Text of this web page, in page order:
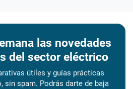
las novedades
del sector eléctrico
útiles y guías prácticas
sin spam. Podrás darte de baja